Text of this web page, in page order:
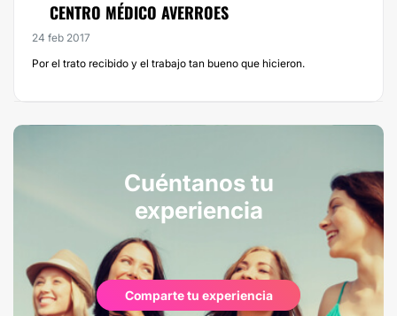
CENTRO MÉDICO AVERROES
24 feb 2017
Por el trato recibido y el trabajo tan bueno que hicieron.
Cuéntanos tu
experiencia
Comparte tu experiencia